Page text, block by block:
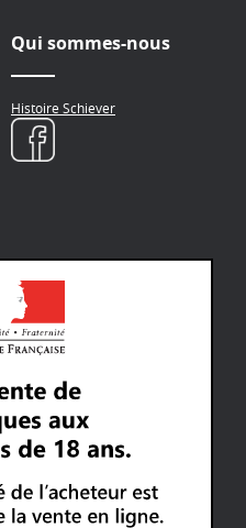
Qui sommes-nous
Histoire Schiever